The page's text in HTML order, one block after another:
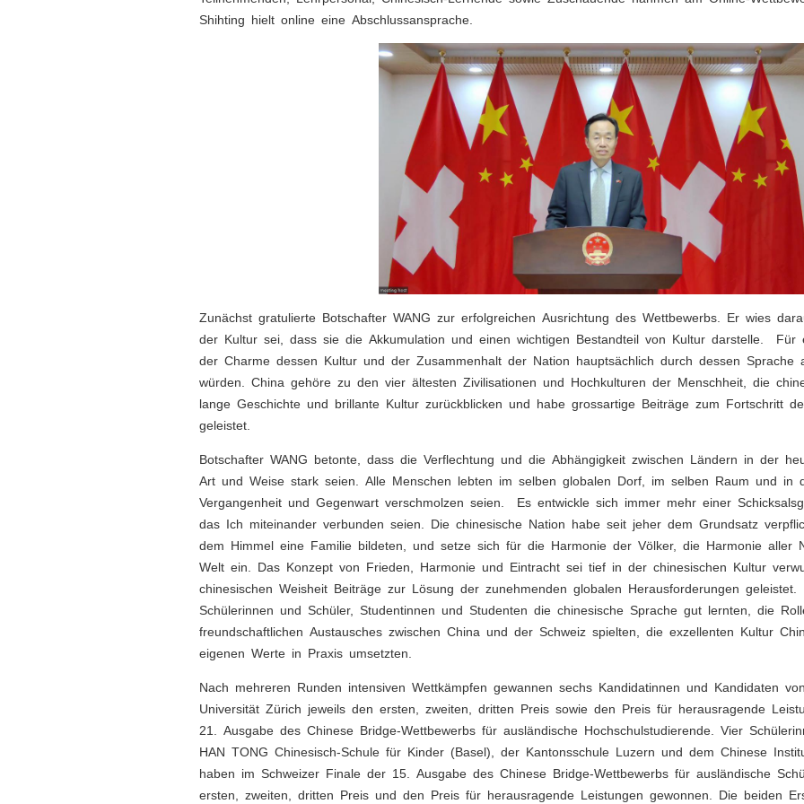
Shihting hielt online eine Abschlussansprache.
Zunächst gratulierte Botschafter WANG zur erfolgreichen Ausrichtung des Wettbewerbs. Er wies
der Kultur sei, dass sie die Akkumulation und einen wichtigen Bestandteil von Kultur darstelle.
der Charme dessen Kultur und der Zusammenhalt der Nation hauptsächlich durch dessen
würden. China gehöre zu den vier ältesten Zivilisationen und Hochkulturen der Menschheit, die
lange Geschichte und brillante Kultur zurückblicken und habe grossartige Beiträge zum Fortschritt
geleistet.
Botschafter WANG betonte, dass die Verflechtung und die Abhängigkeit zwischen Ländern in der
Art und Weise stark seien. Alle Menschen lebten im selben globalen Dorf, im selben Raum und
Vergangenheit und Gegenwart verschmolzen seien. Es entwickle sich immer mehr einer
das Ich miteinander verbunden seien. Die chinesische Nation habe seit jeher dem Grundsatz
dem Himmel eine Familie bildeten, und setze sich für die Harmonie der Völker, die Harmonie
Welt ein. Das Konzept von Frieden, Harmonie und Eintracht sei tief in der chinesischen Kultur
chinesischen Weisheit Beiträge zur Lösung der zunehmenden globalen Herausforderungen
Schülerinnen und Schüler, Studentinnen und Studenten die chinesische Sprache gut lernten, die
freundschaftlichen Austausches zwischen China und der Schweiz spielten, die exzellenten Kultur
eigenen Werte in Praxis umsetzten.
Nach mehreren Runden intensiven Wettkämpfen gewannen sechs Kandidatinnen und Kandidaten
Universität Zürich jeweils den ersten, zweiten, dritten Preis sowie den Preis für herausragende
21. Ausgabe des Chinese Bridge-Wettbewerbs für ausländische Hochschulstudierende. Vier
HAN TONG Chinesisch-Schule für Kinder (Basel), der Kantonsschule Luzern und dem Chinese
haben im Schweizer Finale der 15. Ausgabe des Chinese Bridge-Wettbewerbs für ausländische
ersten, zweiten, dritten Preis und den Preis für herausragende Leistungen gewonnen. Die beiden